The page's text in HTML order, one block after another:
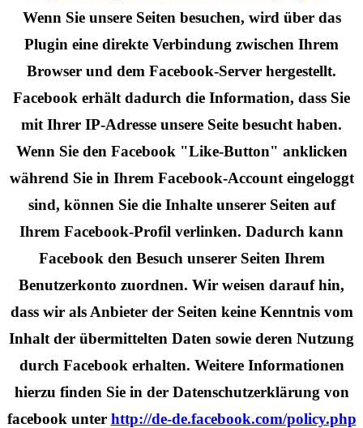
Wenn Sie unsere Seiten besuchen, wird über das
Plugin eine direkte Verbindung zwischen Ihrem
Browser und dem Facebook-Server hergestellt.
Facebook erhält dadurch die Information, dass Sie
mit Ihrer IP-Adresse unsere Seite besucht haben.
Wenn Sie den Facebook "Like-Button" anklicken
während Sie in Ihrem Facebook-Account eingeloggt
sind, können Sie die Inhalte unserer Seiten auf
Ihrem Facebook-Profil verlinken. Dadurch kann
Facebook den Besuch unserer Seiten Ihrem
Benutzerkonto zuordnen. Wir weisen darauf hin,
dass wir als Anbieter der Seiten keine Kenntnis vom
Inhalt der übermittelten Daten sowie deren Nutzung
durch Facebook erhalten. Weitere Informationen
hierzu finden Sie in der Datenschutzerklärung von
facebook unter http://de-de.facebook.com/policy.php